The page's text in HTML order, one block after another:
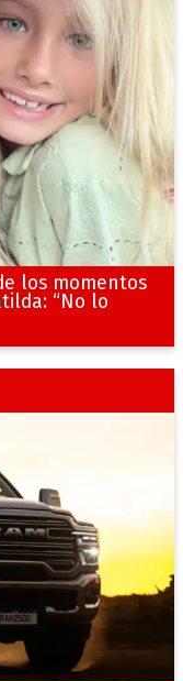
los momentos
“No lo